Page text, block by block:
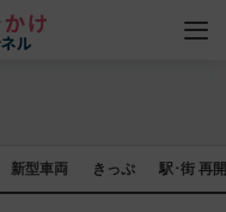
新型車両 きっぷ 駅･街 再